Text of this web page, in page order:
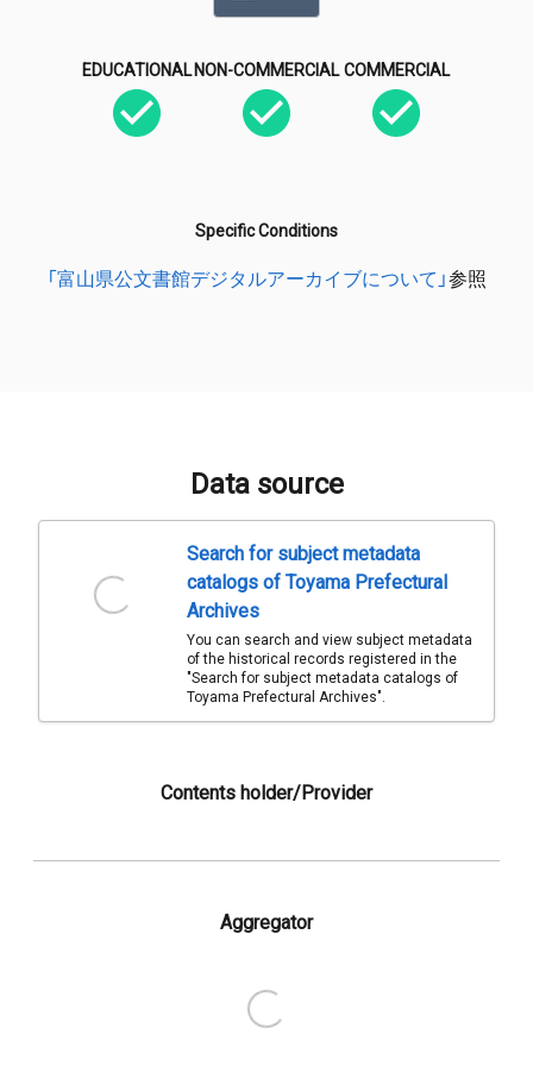
EDUCATIONAL NON-COMMERCIAL COMMERCIAL
Specific Conditions
「富山県公文書館デジタルアーカイブについて」参照
Data source
Search for subject metadata
catalogs of Toyama Prefectural
Archives
You can search and view subject metadata
of the historical records registered in the
"Search for subject metadata catalogs of
Toyama Prefectural Archives".
Contents holder/Provider
Aggregator